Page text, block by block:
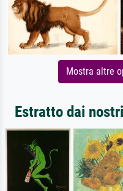
Mostra altre
Estratto dai